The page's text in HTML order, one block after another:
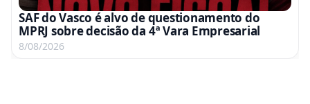
SAF do Vasco é alvo de questionamento do
MPRJ sobre decisão da 4ª Vara Empresarial
8/08/2026